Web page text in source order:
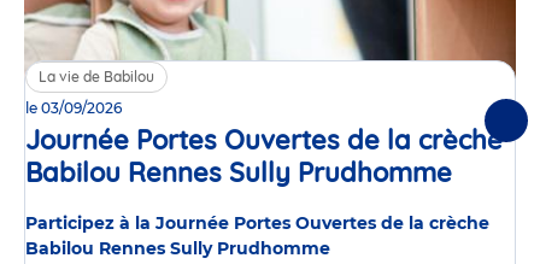
La vie de Babilou
le 03/09/2026
Journée Portes Ouvertes de la crèche
Babilou Rennes Sully Prudhomme
Participez à la Journée Portes Ouvertes de la crèche
Babilou Rennes Sully Prudhomme